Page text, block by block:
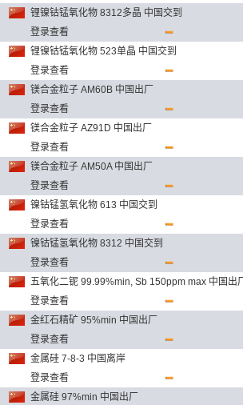
锂镍钴锰氧化物 8312多晶 中国交到
登录查看
锂镍钴锰氧化物 523单晶 中国交到
登录查看
镁合金粒子 AM60B 中国出厂
登录查看
镁合金粒子 AZ91D 中国出厂
登录查看
镁合金粒子 AM50A 中国出厂
登录查看
镍钴锰氢氧化物 613 中国交到
登录查看
镍钴锰氢氧化物 8312 中国交到
登录查看
五氧化二铌 99.99%min, Sb 150ppm max 中国出厂
登录查看
金红石精矿 95%min 中国出厂
登录查看
金属硅 7-8-3 中国离岸
登录查看
金属硅 97%min 中国出厂